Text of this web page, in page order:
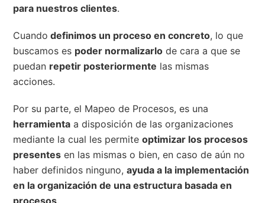
para nuestros clientes.
Cuando definimos un proceso en concreto, lo que
buscamos es poder normalizarlo de cara a que se
puedan repetir posteriormente las mismas
acciones.
Por su parte, el Mapeo de Procesos, es una
herramienta a disposición de las organizaciones
mediante la cual les permiteoptimizar los procesos
presentes en las mismas o bien, en caso de aún no
haber definidos ninguno,ayuda a la implementación
en la organización de una estructura basada en